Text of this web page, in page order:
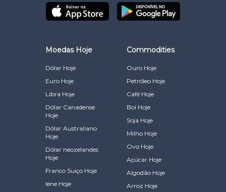
Moedas Hoje
Dólar Hoje
Euro Hoje
Libra Hoje
Dólar Canadense
Hoje
Dólar Australiano
Hoje
Dólar neozelandes
Hoje
Franco Suiço Hoje
Iene Hoje
Commodities
Ouro Hoje
Petróleo Hoje
Café Hoje
Boi Hoje
Soja Hoje
Milho Hoje
Ovo Hoje
Açúcar Hoje
Algodão Hoje
Arroz Hoje